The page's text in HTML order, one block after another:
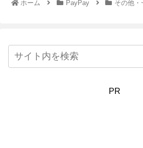
ホーム PayPay その他・
PR